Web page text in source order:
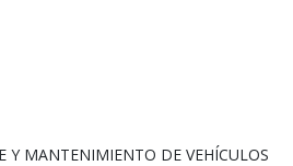
Y MANTENIMIENTO DE VEHÍCULOS